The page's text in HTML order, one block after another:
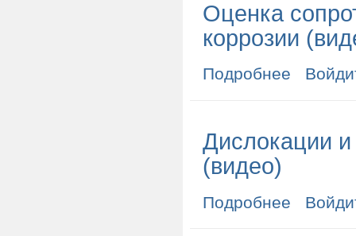
Оценка
коррозии
Подробнее о Оценка
Дислокации
(видео)
Подробнее о